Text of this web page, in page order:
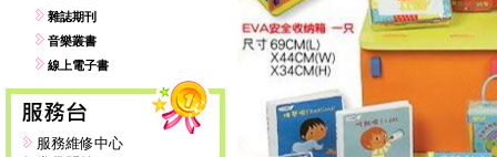
雜誌期刊
音樂叢書
線上電子書
服務維修中心